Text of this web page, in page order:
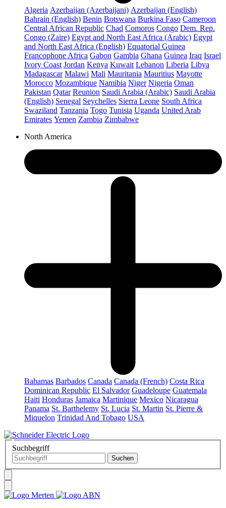
Algeria Azerbaijan (Azerbaijani) Azerbaijan (English)
Bahrain (English) Benin Botswana Burkina Faso Cameroon
Central African Republic Chad Comoros Congo Dem. Rep.
Congo (Zaire) Egypt and North East Africa (Arabic) Egypt
and North East Africa (English) Equatorial Guinea
Francophone Africa Gabon Gambia Ghana Guinea Iraq Israel
Ivory Coast Jordan Kenya Kuwait Lebanon Liberia Libya
Madagascar Malawi Mali Mauritania Mauritius Mayotte
Morocco Mozambique Namibia Niger Nigeria Oman
Pakistan Qatar Reunion Saudi Arabia (Arabic) Saudi Arabia
(English) Senegal Seychelles Sierra Leone South Africa
Swaziland Tanzania Togo Tunisia Uganda United Arab
Emirates Yemen Zambia Zimbabwe
North America
Bahamas Barbados Canada Canada (French) Costa Rica
Dominican Republic El Salvador Guadeloupe Guatemala
Haiti Honduras Jamaica Martinique Mexico Nicaragua
Panama St. Barthelemy St. Lucia St. Martin St. Pierre &
Miquelon Trinidad And Tobago USA
Suchbegriff